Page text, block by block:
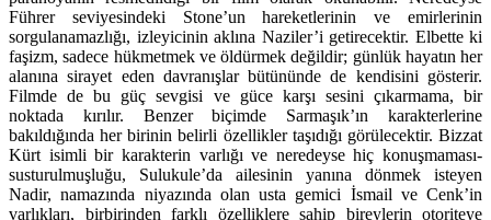
Führer seviyesindeki Stone’un hareketlerinin ve emirlerinin
sorgulanamazlığı, izleyicinin aklına Naziler’i getirecektir. Elbette ki
faşizm, sadece hükmetmek ve öldürmek değildir; günlük hayatın her
alanına sirayet eden davranışlar bütününde de kendisini gösterir.
Filmde de bu güç sevgisi ve güce karşı sesini çıkarmama, bir
noktada kırılır. Benzer biçimde Sarmaşık’ın karakterlerine
bakıldığında her birinin belirli özellikler taşıdığı görülecektir. Bizzat
Kürt isimli bir karakterin varlığı ve neredeyse hiç konuşmaması-
susturulmuşluğu, Sulukule’da ailesinin yanına dönmek isteyen
Nadir, namazında niyazında olan usta gemici İsmail ve Cenk’in
varlıkları, birbirinden farklı özelliklere sahip bireylerin otoriteye